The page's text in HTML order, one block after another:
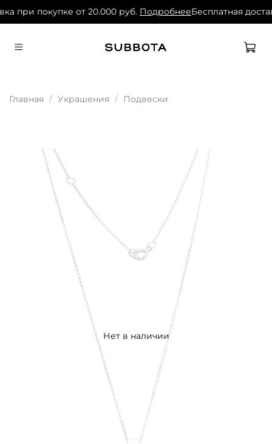
при покупке от 20.000 руб. ПодробнееБесплатная
Главная Украшения Подвески
Нет в наличии